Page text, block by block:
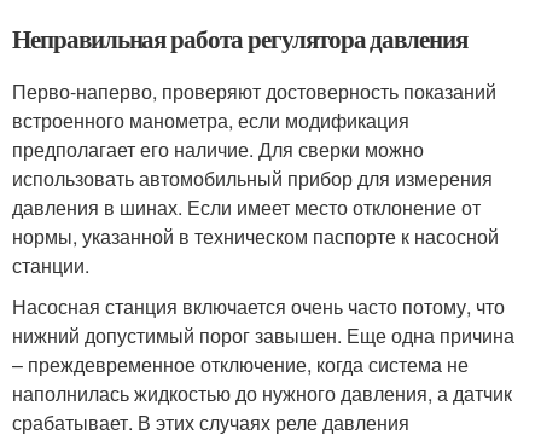
Неправильная работа регулятора давления
Перво-наперво, проверяют достоверность показаний
встроенного манометра, если модификация
предполагает его наличие. Для сверки можно
использовать автомобильный прибор для измерения
давления в шинах. Если имеет место отклонение от
нормы, указанной в техническом паспорте к насосной
станции.
Насосная станция включается очень часто потому, что
нижний допустимый порог завышен. Еще одна причина
– преждевременное отключение, когда система не
наполнилась жидкостью до нужного давления, а датчик
срабатывает. В этих случаях реле давления